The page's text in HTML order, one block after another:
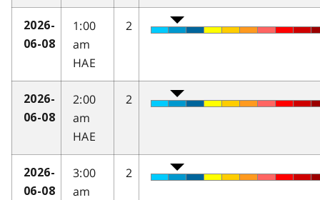
2026-
06-08
1:00
am
HAE
2
2026-
06-08
2:00
am
HAE
2
2026-
06-08
3:00
am
2